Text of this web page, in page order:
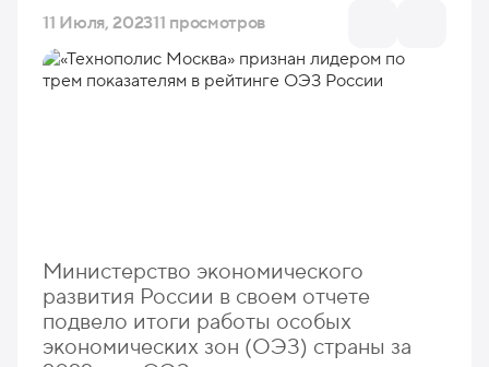
11 Июля, 202311 просмотров
Министерство экономического
развития России в своем отчете
подвело итоги работы особых
экономических зон (ОЭЗ) страны за